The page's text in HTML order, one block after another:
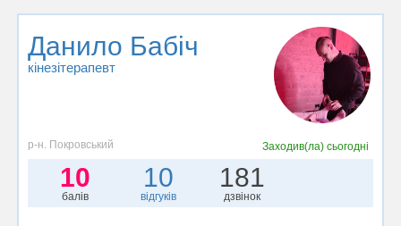
Данило Бабіч
кінезітерапевт
р-н. Покровський Заходив(ла)сьогодні
10
балів
10
відгуків
181
дзвінок